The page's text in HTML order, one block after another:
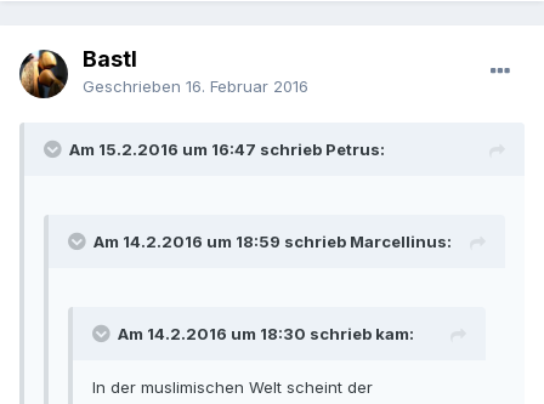
Bastl
Geschrieben 16. Februar 2016
Am 15.2.2016 um 16:47 schrieb Petrus:
Am 14.2.2016 um 18:59 schrieb Marcellinus:
Am 14.2.2016 um 18:30 schrieb kam:
In der muslimischen Welt scheint der